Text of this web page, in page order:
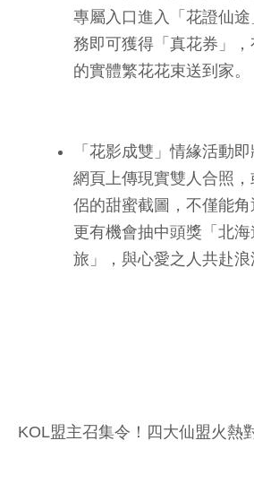
專屬入口進入「花證仙
務即可獲得「真花券」
的實體繁花花束送到家。
「花影成雙」情緣活動
網頁上傳現實雙人合照
侶的甜蜜截圖，不僅能角
更有機會抽中頭獎「北
旅」，與心愛之人共赴浪
KOL盟主召集令！四大仙盟火熱